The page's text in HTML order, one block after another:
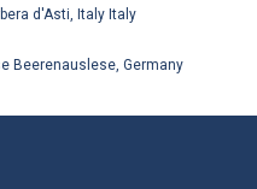
d'Asti, Italy Italy
Beerenauslese, Germany